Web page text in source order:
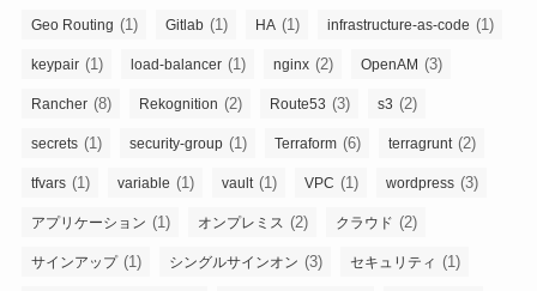
Geo Routing (1) Gitlab (1) HA (1) infrastructure-as-code (1)
keypair (1) load-balancer (1) nginx (2) OpenAM (3)
Rancher (8) Rekognition (2) Route53 (3) s3 (2)
secrets (1) security-group (1) Terraform (6) terragrunt(2)
tfvars (1) variable (1) vault(1) VPC (1) wordpress (3)
アプリケーション (1) オンプレミス (2) クラウド (2)
サインアップ(1) シングルサインオン (3) セキュリティ (1)